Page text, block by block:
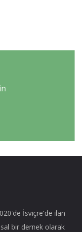
İsviçre'de ilan
bir dernek olarak